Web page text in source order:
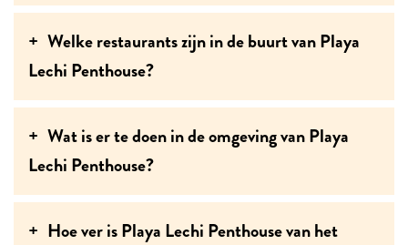
Welke restaurants zijn in de buurt van Playa
Lechi Penthouse?
Wat is er te doen in de omgeving van Playa
Lechi Penthouse?
Hoe ver is Playa Lechi Penthouse van het